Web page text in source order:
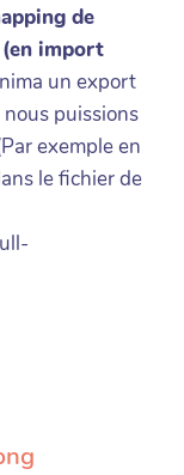
de
(en import
un export
puissions
exemple en
le fichier de